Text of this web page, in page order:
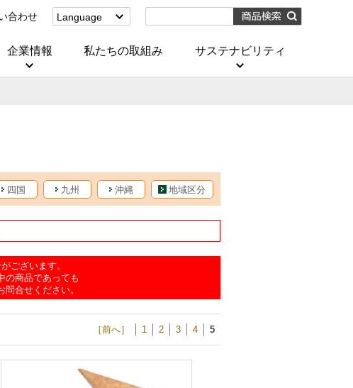
合わせ
Language
(Corporate)
(บริการ)
企業情報 私たちの取組み サステナビリティ
四国 九州 沖縄 地域区分
ございます。
の商品であっても
合せください。
［前へ］ 1 2 3 4 5